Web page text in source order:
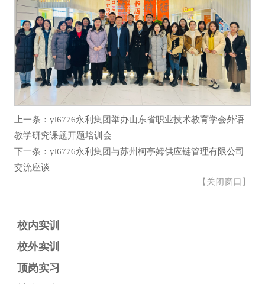
上一条：yl6776永利集团举办山东省职业技术教育学会外语
教学研究课题开题培训会
下一条：yl6776永利集团与苏州柯亭姆供应链管理有限公司
交流座谈
【 关闭窗口 】
校内实训
校外实训
顶岗实习